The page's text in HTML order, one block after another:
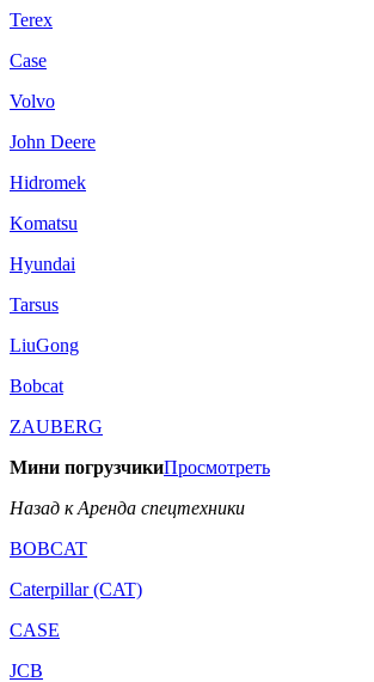
Terex
Case
Volvo
John Deere
Hidromek
Komatsu
Hyundai
Tarsus
LiuGong
Bobcat
ZAUBERG
Мини погрузчикиПросмотреть
Назад к Аренда спецтехники
BOBCAT
Caterpillar (CAT)
CASE
JCB